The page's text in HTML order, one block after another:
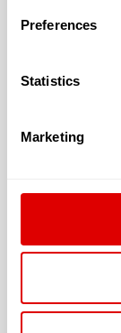
Preferences
Statistics
Marketing
Les tarifs
l'hébergement